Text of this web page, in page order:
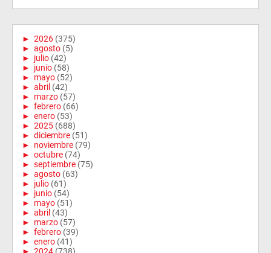
► 2026 (375)
► agosto (5)
► julio (42)
► junio (58)
► mayo (52)
► abril (42)
► marzo (57)
► febrero (66)
► enero (53)
► 2025 (688)
► diciembre (51)
► noviembre (79)
► octubre (74)
► septiembre (75)
► agosto (63)
► julio (61)
► junio (54)
► mayo (51)
► abril (43)
► marzo (57)
► febrero (39)
► enero (41)